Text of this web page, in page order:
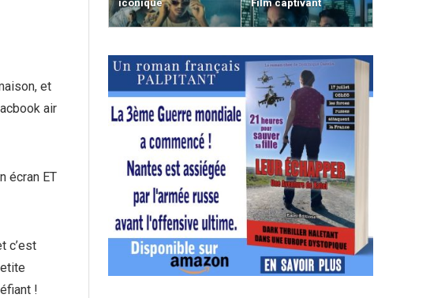
et
air
écran ET
c’est
!
iconique
Film captivant